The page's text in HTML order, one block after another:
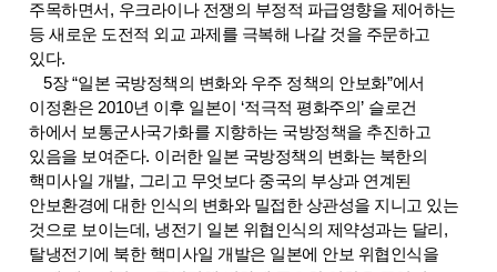
주목하면서 , 우크라이나 전쟁의 부정적 파급영향을 제어하는
등 새로운 도전적 외교 과제를 극복해 나갈 것을 주문하고
있다.
5장“일본 국방정책의 변화와 우주 정책의 안보화”에서
이정환은 2010년 이후 일본이 ‘적극적 평화주의 ’ 슬로건
하에서 보통군사국가화를 지향하는 국방정책을 추진하고
있음을 보여준다. 이러한 일본 국방정책의 변화는 북한의
핵미사일 개발, 그리고 무엇보다 중국의 부상과 연계된
안보환경에 대한 인식의 변화와 밀접한 상관성을 지니고 있는
것으로 보이는데 , 냉전기 일본 위협인식의 제약성과는 달리 ,
탈냉전기에 북한 핵미사일 개발은 일본에 안보 위협인식을